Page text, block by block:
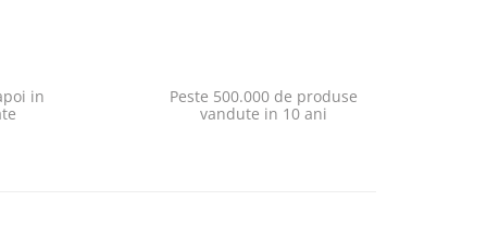
in
Peste 500.000 de produse
vandute in 10 ani